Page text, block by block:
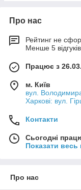
Про нас
Рейтинг не
Менше 5
Працює з
м. Київ
вул.
Харкові: вул.
Контакти
Сьогодні
Показати весь
Про нас